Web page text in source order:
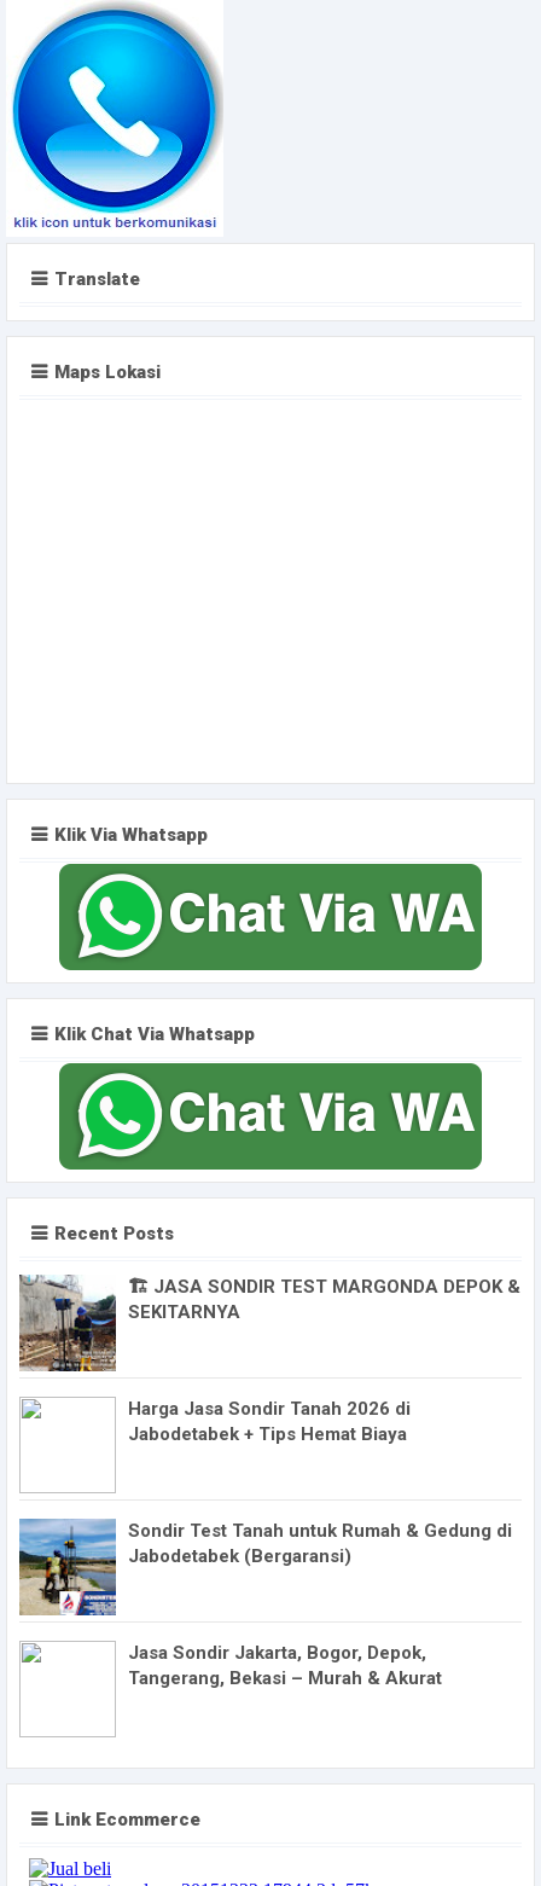
Translate
Maps Lokasi
Klik Via Whatsapp
Klik Chat Via Whatsapp
Recent Posts
🏗️ JASA SONDIR TEST MARGONDA DEPOK &
SEKITARNYA
Harga Jasa Sondir Tanah 2026 di
Jabodetabek + Tips Hemat Biaya
Sondir Test Tanah untuk Rumah & Gedung di
Jabodetabek (Bergaransi)
Jasa Sondir Jakarta, Bogor, Depok,
Tangerang, Bekasi – Murah & Akurat
Link Ecommerce